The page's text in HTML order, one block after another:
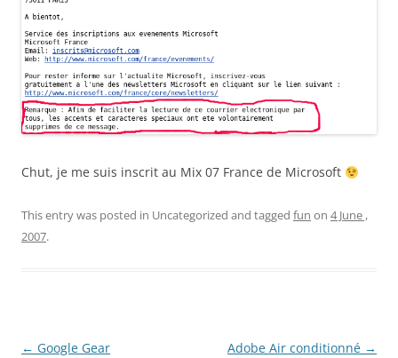
Chut, je me suis inscrit au Mix 07 France de Microsoft
This entry was posted in Uncategorized and tagged fun on 4 June ,
2007.
Post
← Google Gear Adobe Air conditionné →